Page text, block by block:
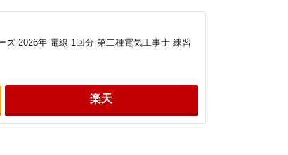
ズ 2026年 電線 1回分 第二種電気工事士 練習
楽天